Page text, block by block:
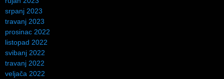
srpanj 2023
travanj 2023
prosinac 2022
listopad 2022
svibanj 2022
travanj 2022
veljača 2022